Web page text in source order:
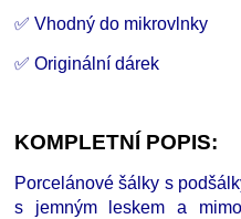
✅ Vhodný do mikrovlnky
✅ Originální dárek
KOMPLETNÍ POPIS:
Porcelánové šálky s
s jemným leskem a